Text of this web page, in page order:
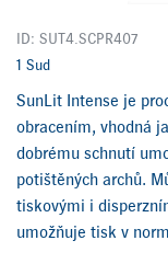
ID: SUT4.SCPR407
1 Sud
SunLit Intense je
obracením, vhodná
dobrému schnutí
potištěných archů.
tiskovými i
umožňuje tisk v